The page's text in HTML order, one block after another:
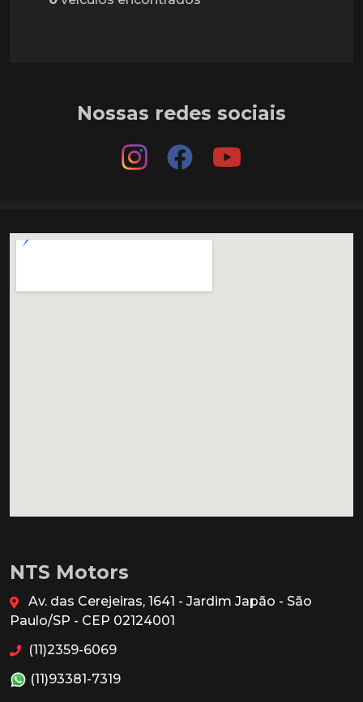
Nossas redes sociais
NTS Motors
Av. das Cerejeiras, 1641 - Jardim Japão - São
Paulo/SP - CEP 02124001
(11)2359-6069
(11)93381-7319